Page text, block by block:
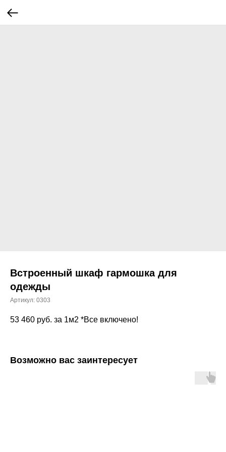
Встроенный шкаф гармошка для
одежды
Артикул: 0303
53 460 руб. за 1м2 *Все включено!
Возможно вас заинтересует